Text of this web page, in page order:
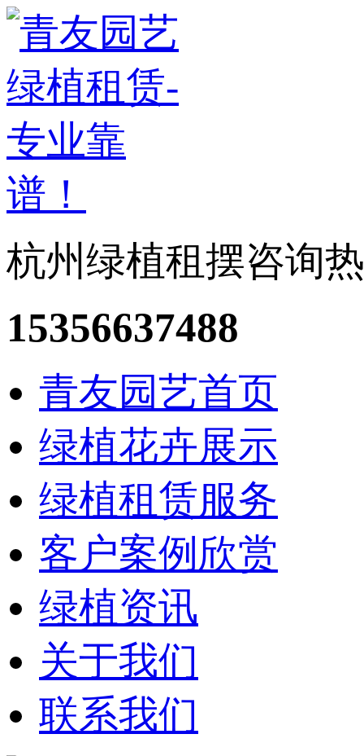
杭州绿植租摆咨询
15356637488
青友园艺首页
绿植花卉展示
绿植租赁服务
客户案例欣赏
绿植资讯
关于我们
联系我们